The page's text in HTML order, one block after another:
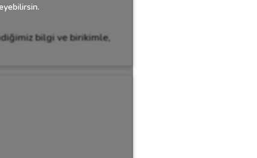
bilgi ve birikimle,